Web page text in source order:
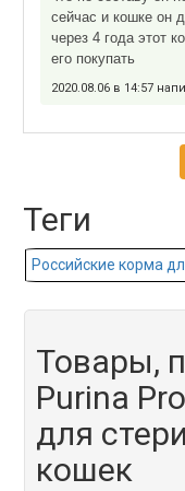
сейчас и кошке он
через 4 года этот
его покупать
2020.08.06 в 14:57
Теги
Российские корма
Товары,
Purina
для
кошек